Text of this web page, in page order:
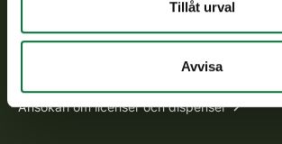
Tillåt urval
Avvisa
Ansökan om licenser och dispenser